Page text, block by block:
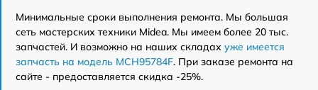
Минимальные сроки выполнения ремонта. Мы большая
сеть мастерских техники Midea. Мы имеем более 20 тыс.
запчастей. И возможно на наших складах уже имеется
запчасть на модель MCH95784F. При заказе ремонта на
сайте - предоставляется скидка -25%.